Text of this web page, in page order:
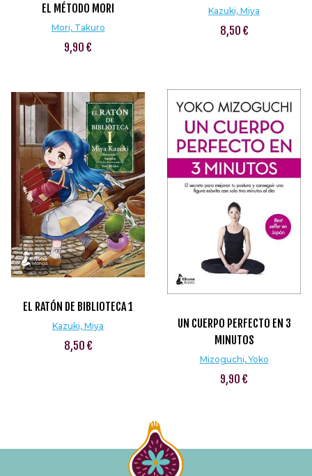
EL MÉTODO MORI
Mori, Takuro
9,90 €
Kazuki, Miya
8,50 €
EL RATÓN DE BIBLIOTECA 1
Kazuki, Miya
8,50 €
UN CUERPO PERFECTO EN 3
MINUTOS
Mizoguchi, Yoko
9,90 €